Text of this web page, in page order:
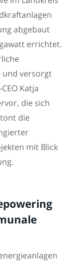
abgebaut
errichtet.
und versorgt
Katja
die sich
die
mit Blick